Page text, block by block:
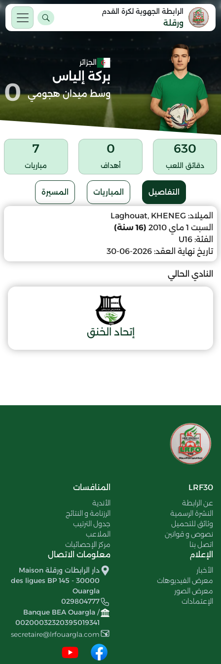
الرابطة الجهوية لكرة القدم
ورقلة
الجزائر
بركة إلياس
وسط ميدان هجومي 0
630
دقائق اللعب
0
أهداف
7
مباريات
التفاصيل المباريات المسيرة
الميلاد: Laghouat, KHENEG
السبت 1 ماي 2010
(16 سنة)
الفئة: U16
تاريخ نهاية العقد: 2026-06-30
النادي الحالي
إتحاد الخنق
LRF30
عن الرابطة
النشرة الرسمية
وثائق للتحميل
نصوص و قوانين
اتصل بنا
المنافسات
الأندية
الرزنامة و النتائج
جدول الترتيب
الملاعب
مركز الإحصائيات
الإعلام
الأخبار
معرض الفيديوهات
معرض الصور
الإعتمادات
معلومات الاتصال
دار الرابطات ورقلة Maison
des ligues BP 145 - 30000
Ouargla
029804777
Banque BEA Ouargla /
00200032320395019341
secretaire@lrfouargla.com